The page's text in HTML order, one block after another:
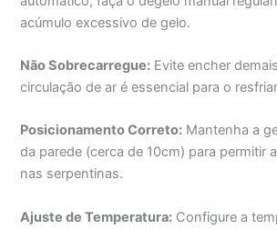
acúmulo excessivo de gelo.
Não Sobrecarregue: Evite encher
circulação de ar é essencial para o
Posicionamento Correto: Mantenha a
da parede (cerca de 10cm) para permitir
nas serpentinas.
Ajuste de Temperatura: Configure a